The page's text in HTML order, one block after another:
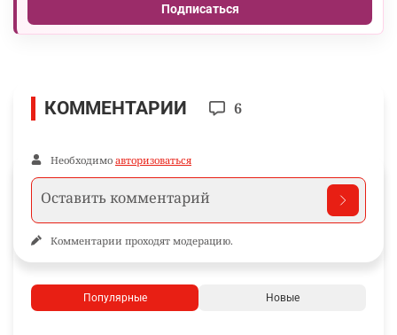
Подписаться
КОММЕНТАРИИ 6
Необходимо авторизоваться
Комментарии проходят модерацию.
Популярные Новые